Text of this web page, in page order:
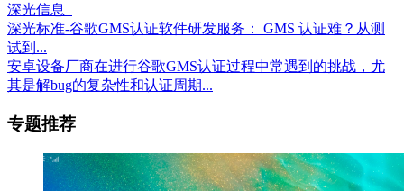
深光信息
深光标准-谷歌GMS认证软件研发服务： GMS 认证难？从测
试到...
安卓设备厂商在进行谷歌GMS认证过程中常遇到的挑战，尤
其是解bug的复杂性和认证周期...
专题推荐